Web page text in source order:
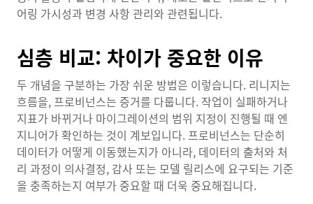
어링 가시성과 변경 사항 관리와 관련됩니다.
심층 비교: 차이가 중요한 이유
두 개념을 구분하는 가장 쉬운 방법은 이렇습니다. 리니지는
흐름을, 프로비넌스는 증거를 다룹니다. 작업이 실패하거나
지표가 바뀌거나 마이그레이션의 범위 지정이 진행될 때 엔
지니어가 확인하는 것이 계보입니다. 프로비넌스는 단순히
데이터가 어떻게 이동했는지가 아니라, 데이터의 출처와 처
리 과정이 의사결정, 감사 또는 모델 릴리스에 요구되는 기준
을 충족하는지 여부가 중요할 때 더욱 중요해집니다.